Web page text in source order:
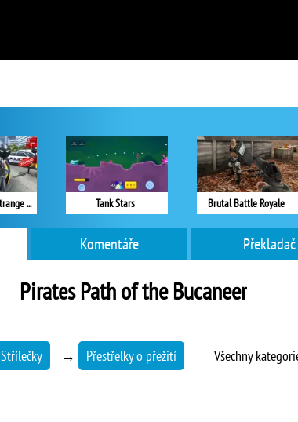
Amazing Crime Strange Stickman Tank Stars Brutal Battle Royale
Komentáře Překladač
Pirates Path of the Bucaneer
Střílečky → Přestřelky o přežití Všechny